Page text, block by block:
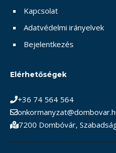
Kapcsolat
Adatvédelmi irányelvek
Bejelentkezés
Elérhetőségek
+36 74 564 564
7200 Dombóvár,